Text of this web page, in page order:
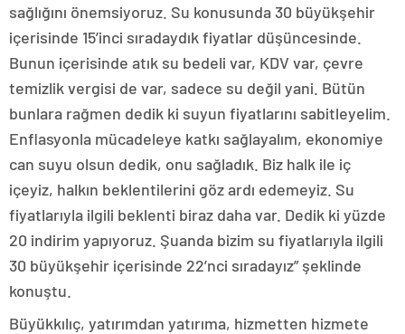
sağlığını önemsiyoruz. Su konusunda 30 büyükşehir
içerisinde 15’inci sıradaydık fiyatlar düşüncesinde.
Bunun içerisinde atık su bedeli var, KDV var, çevre
temizlik vergisi de var, sadece su değil yani. Bütün
bunlara rağmen dedik ki suyun fiyatlarını sabitleyelim.
Enflasyonla mücadeleye katkı sağlayalım, ekonomiye
can suyu olsun dedik, onu sağladık. Biz halk ile iç
içeyiz, halkın beklentilerini göz ardı edemeyiz. Su
fiyatlarıyla ilgili beklenti biraz daha var. Dedik ki yüzde
20 indirim yapıyoruz. Şuanda bizim su fiyatlarıyla ilgili
30 büyükşehir içerisinde 22’nci sıradayız” şeklinde
konuştu.
Büyükkılıç, yatırımdan yatırıma, hizmetten hizmete